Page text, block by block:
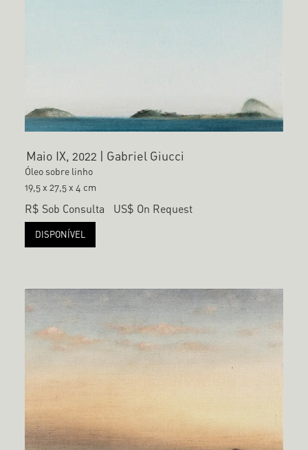
Maio IX, 2022 | Gabriel Giucci
Óleo sobre linho
19,5 x 27,5 x 4 cm
R$ Sob Consulta US$ On Request
DISPONÍVEL